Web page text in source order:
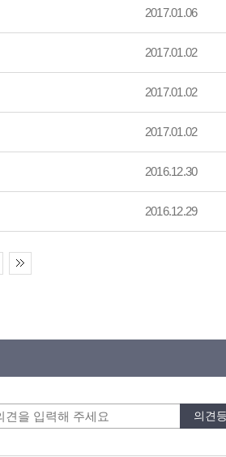
2017.01.06
2017.01.02
2017.01.02
2017.01.02
2016.12.30
2016.12.29